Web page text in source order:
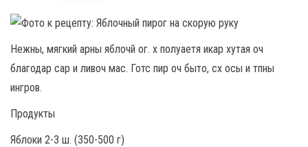
Нежны, мягкий арны яблочй ог. х полуаетя икар хутая оч
благодар сар и ливоч мас. Готс пир оч быто, сх осы и тпны
ингров.
Продукты
Яблоки 2-3 ш. (350-500 г)